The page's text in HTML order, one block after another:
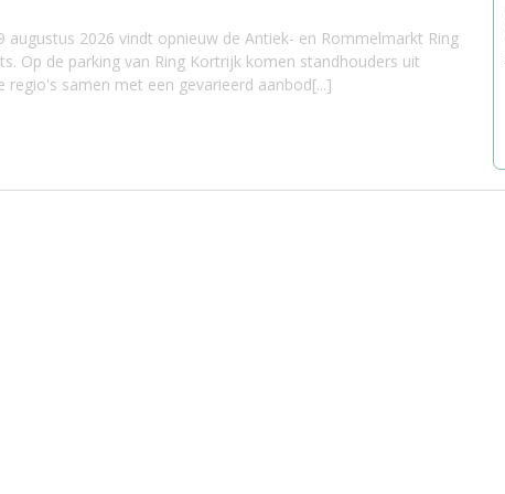
augustus 2026 vindt opnieuw de Antiek- en Rommelmarkt Ring
Op de parking van Ring Kortrijk komen standhouders uit
regio's samen met een gevarieerd aanbod[...]